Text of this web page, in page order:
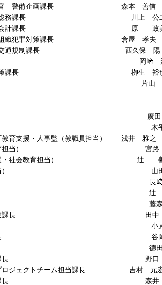
警備企画課長 森本 善信
総務課長 川上 公
会計課長 原 政
犯罪対策課長 倉屋 孝夫
通規制課長 西久保 陽
長 岡﨑 浩
対策課長 栁生 裕
長 片山 雅
廣田 恵
木平 芳
人事監（教職員担当） 浅井 雅之
育担当） 宮路 正
社会教育担当） 辻 善
担当） 山田
長 長﨑 敬
課長 辻 成
長 藤森 正
設課長 田中 彰
長 小見山
課長 谷岡
長 德田 嘉
育課長 野口 宏
クトチーム担当課長 吉村 元
育課長 森井 博